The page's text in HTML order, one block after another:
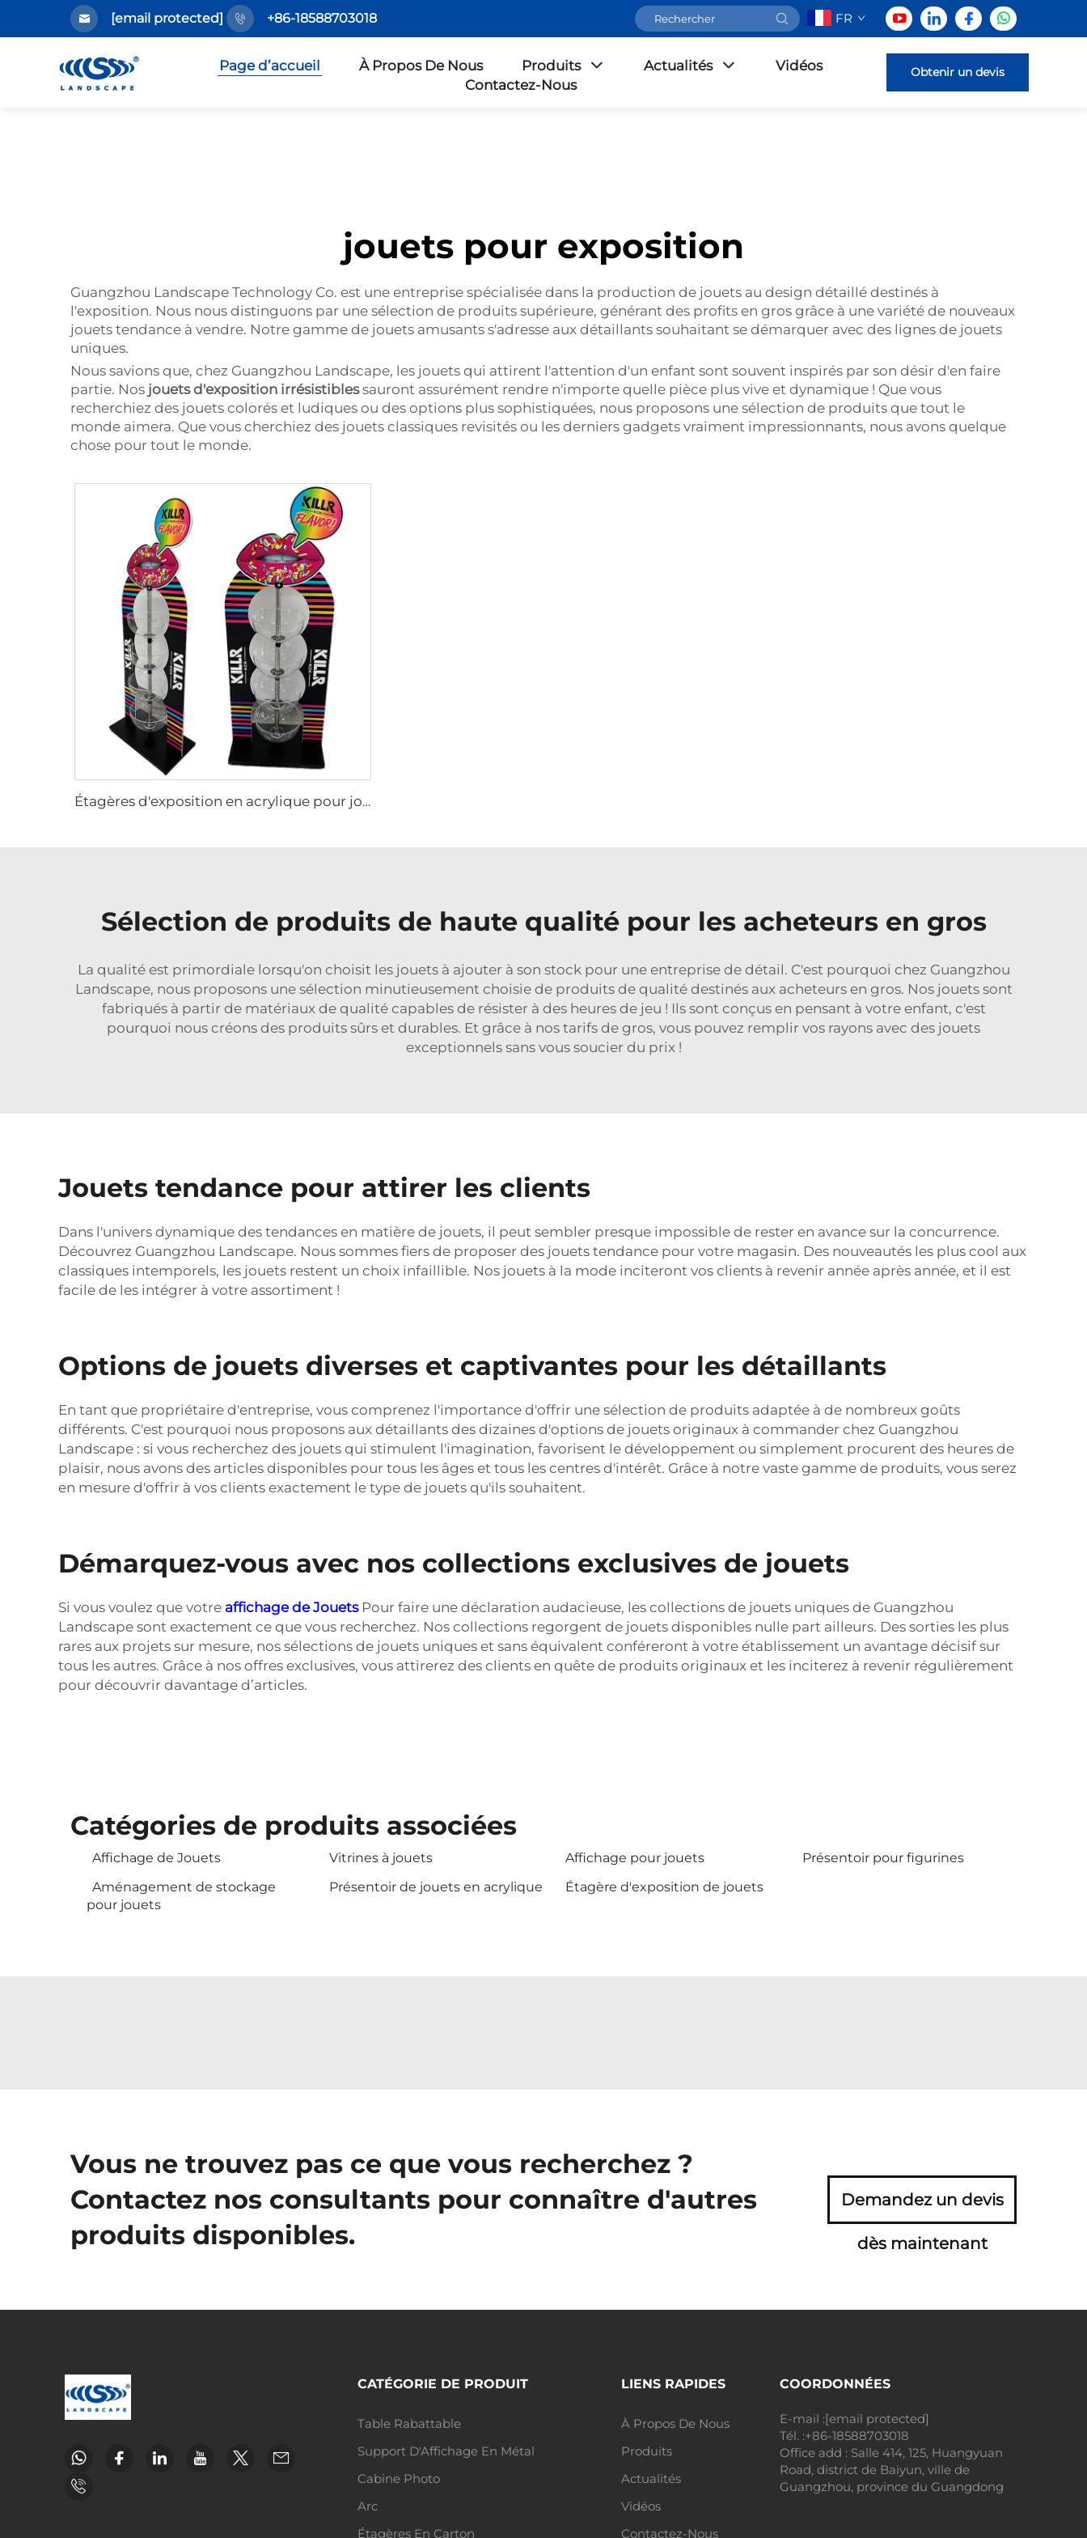
[email protected] +86-18588703018 FR
Page d’accueil À Propos De Nous Produits Actualités
Vidéos
Contactez-Nous
Obtenir un devis
jouets pour exposition
Guangzhou Landscape Technology Co. est une entreprise spécialisée dans la production de jouets au design détaillé destinés à
l'exposition. Nous nous distinguons par une sélection de produits supérieure, générant des profits en gros grâce à une variété de nouveaux
jouets tendance à vendre. Notre gamme de jouets amusants s'adresse aux détaillants souhaitant se démarquer avec des lignes de jouets
uniques.
Nous savions que, chez Guangzhou Landscape, les jouets qui attirent l'attention d'un enfant sont souvent inspirés par son désir d'en faire
partie. Nos jouets d'exposition irrésistiblessauront assurément rendre n'importe quelle pièce plus vive et dynamique ! Que vous
recherchiez des jouets colorés et ludiques ou des options plus sophistiquées, nous proposons une sélection de produits que tout le
monde aimera. Que vous cherchiez des jouets classiques revisités ou les derniers gadgets vraiment impressionnants, nous avons quelque
chose pour tout le monde.
Étagères d'exposition en acrylique pour jouets et confiseries
Sélection de produits de haute qualité pour les acheteurs en gros
La qualité est primordiale lorsqu'on choisit les jouets à ajouter à son stock pour une entreprise de détail. C'est pourquoi chez Guangzhou
Landscape, nous proposons une sélection minutieusement choisie de produits de qualité destinés aux acheteurs en gros. Nos jouets sont
fabriqués à partir de matériaux de qualité capables de résister à des heures de jeu ! Ils sont conçus en pensant à votre enfant, c'est
pourquoi nous créons des produits sûrs et durables. Et grâce à nos tarifs de gros, vous pouvez remplir vos rayons avec des jouets
exceptionnels sans vous soucier du prix !
Jouets tendance pour attirer les clients
Dans l'univers dynamique des tendances en matière de jouets, il peut sembler presque impossible de rester en avance sur la concurrence.
Découvrez Guangzhou Landscape. Nous sommes fiers de proposer des jouets tendance pour votre magasin. Des nouveautés les plus cool aux
classiques intemporels, les jouets restent un choix infaillible. Nos jouets à la mode inciteront vos clients à revenir année après année, et il est
facile de les intégrer à votre assortiment !
Options de jouets diverses et captivantes pour les détaillants
En tant que propriétaire d'entreprise, vous comprenez l'importance d'offrir une sélection de produits adaptée à de nombreux goûts
différents. C'est pourquoi nous proposons aux détaillants des dizaines d'options de jouets originaux à commander chez Guangzhou
Landscape : si vous recherchez des jouets qui stimulent l'imagination, favorisent le développement ou simplement procurent des heures de
plaisir, nous avons des articles disponibles pour tous les âges et tous les centres d'intérêt. Grâce à notre vaste gamme de produits, vous serez
en mesure d'offrir à vos clients exactement le type de jouets qu'ils souhaitent.
Démarquez-vous avec nos collections exclusives de jouets
Si vous voulez que votre affichage de Jouets Pour faire une déclaration audacieuse, les collections de jouets uniques de Guangzhou
Landscape sont exactement ce que vous recherchez. Nos collections regorgent de jouets disponibles nulle part ailleurs. Des sorties les plus
rares aux projets sur mesure, nos sélections de jouets uniques et sans équivalent conféreront à votre établissement un avantage décisif sur
tous les autres. Grâce à nos offres exclusives, vous attirerez des clients en quête de produits originaux et les inciterez à revenir régulièrement
pour découvrir davantage d’articles.
Catégories de produits associées
Affichage de Jouets Vitrines à jouets Affichage pour jouets
Présentoir pour figurines
Aménagement de stockage
pour jouets
Présentoir de jouets en acrylique Étagère d'exposition de jouets
Vous ne trouvez pas ce que vous recherchez ?
Contactez nos consultants pour connaître d'autres
produits disponibles.
Demandez un devis
dès maintenant
CATÉGORIE DE PRODUIT
Table Rabattable
Support D'Affichage En Métal
Cabine Photo
Arc
Étagères En Carton
LIENS RAPIDES
À Propos De Nous
Produits
Actualités
Vidéos
Contactez-Nous
COORDONNÉES
E-mail :[email protected]
Tél. :+86-18588703018
Office add : Salle 414, 125, Huangyuan
Road, district de Baiyun, ville de
Guangzhou, province du Guangdong